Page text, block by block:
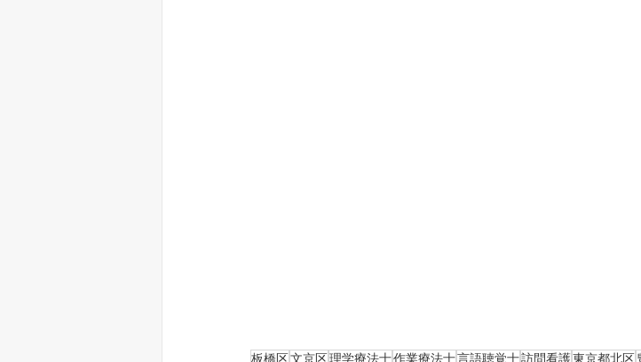
板橋区文京区理学療法士作業療法士言語聴覚士訪問看護東京都北区